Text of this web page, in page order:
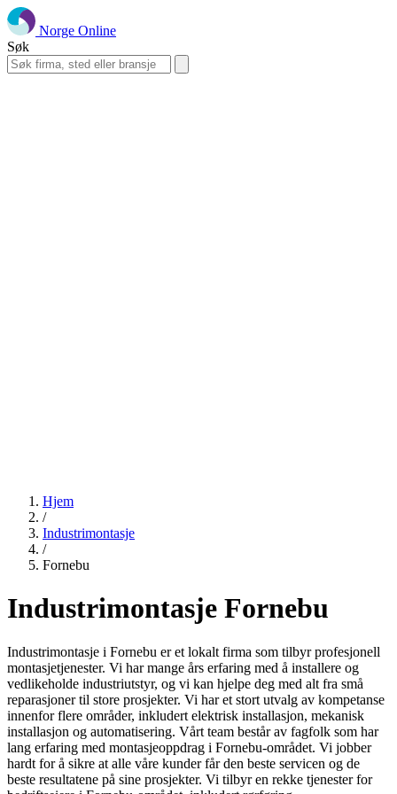
Norge Online
Søk
Hjem
/
Industrimontasje
/
Fornebu
Industrimontasje Fornebu
Industrimontasje i Fornebu er et lokalt firma som tilbyr profesjonell
montasjetjenester. Vi har mange års erfaring med å installere og
vedlikeholde industriutstyr, og vi kan hjelpe deg med alt fra små
reparasjoner til store prosjekter. Vi har et stort utvalg av kompetanse
innenfor flere områder, inkludert elektrisk installasjon, mekanisk
installasjon og automatisering. Vårt team består av fagfolk som har
lang erfaring med montasjeoppdrag i Fornebu-området. Vi jobber
hardt for å sikre at alle våre kunder får den beste servicen og de
beste resultatene på sine prosjekter. Vi tilbyr en rekke tjenester for